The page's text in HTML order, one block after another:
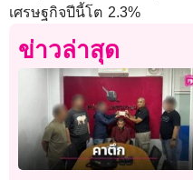
เศรษฐกิจปีนี้โต 2.3%
ข่าวล่าสุด